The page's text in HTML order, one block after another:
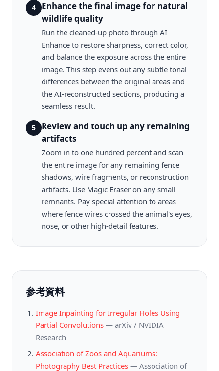
4
Enhance the final image for natural
wildlife quality
Run the cleaned-up photo through AI
Enhance to restore sharpness, correct color,
and balance the exposure across the entire
image. This step evens out any subtle tonal
differences between the original areas and
the AI-reconstructed sections, producing a
seamless result.
5
Review and touch up any remaining
artifacts
Zoom in to one hundred percent and scan
the entire image for any remaining fence
shadows, wire fragments, or reconstruction
artifacts. Use Magic Eraser on any small
remnants. Pay special attention to areas
where fence wires crossed the animal's eyes,
nose, or other high-detail features.
参考資料
Image Inpainting for Irregular Holes Using
Partial Convolutions — arXiv / NVIDIA
Research
Association of Zoos and Aquariums:
Photography Best Practices — Association of